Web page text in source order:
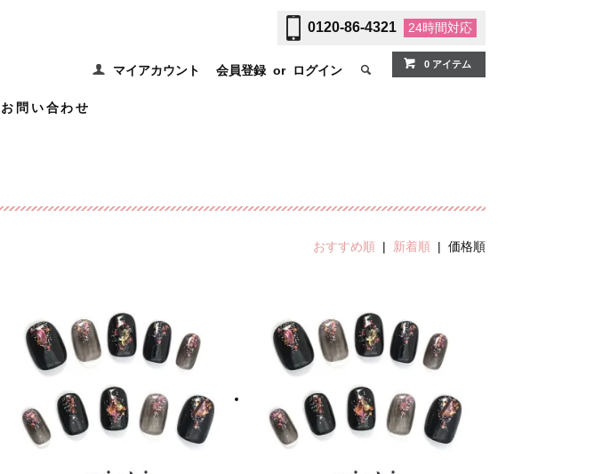
0120-86-4321 24時間対応
マイアカウント 会員登録 or ログイン 0 アイテム
お問い合わせ
おすすめ順 | 新着順 | 価格順